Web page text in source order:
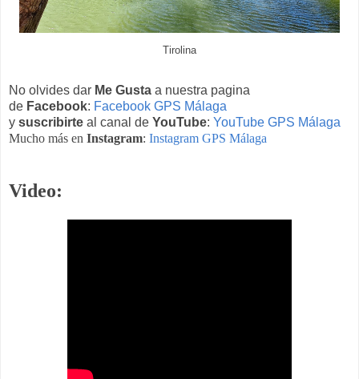
Tirolina
No olvides dar Me Gusta a nuestra pagina
de Facebook: Facebook GPS Málaga
y suscribirte al canal de YouTube: YouTube GPS Málaga
Mucho más en Instagram: Instagram GPS Málaga
Video: